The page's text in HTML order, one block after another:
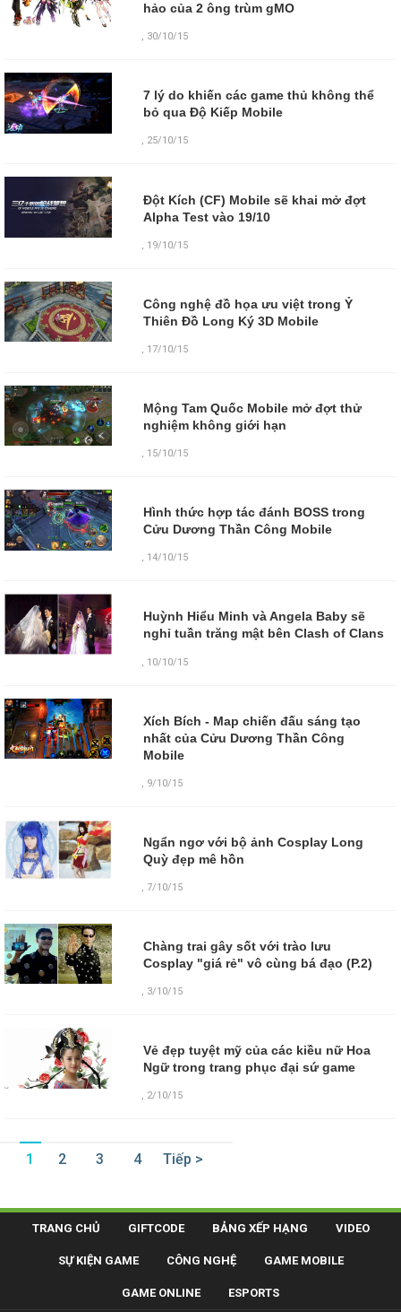
hảo của 2 ông trùm gMO
, 30/10/15
7 lý do khiến các game thủ không thể
bỏ qua Độ Kiếp Mobile
, 25/10/15
Đột Kích (CF) Mobile sẽ khai mở đợt
Alpha Test vào 19/10
, 19/10/15
Công nghệ đồ họa ưu việt trong Ỷ
Thiên Đồ Long Ký 3D Mobile
, 17/10/15
Mộng Tam Quốc Mobile mở đợt thử
nghiệm không giới hạn
, 15/10/15
Hình thức hợp tác đánh BOSS trong
Cửu Dương Thần Công Mobile
, 14/10/15
Huỳnh Hiểu Minh và Angela Baby sẽ
nghỉ tuần trăng mật bên Clash of Clans
10/10/15
Xích Bích - Map chiến đấu sáng tạo
nhất của Cửu Dương Thần Công
Mobile
, 9/10/15
Ngẩn ngơ với bộ ảnh Cosplay Long
Quỳ đẹp mê hồn
,7/10/15
Chàng trai gây sốt với trào lưu
Cosplay "giá rẻ" vô cùng bá đạo (P.2)
, 3/10/15
Vẻ đẹp tuyệt mỹ của các kiều nữ Hoa
Ngữ trong trang phục đại sứ game
, 2/10/15
1 2 3 4 Tiếp >
TRANG CHỦ GIFTCODE BẢNG XẾP HẠNG VIDEO
SỰ KIỆN GAME CÔNG NGHỆ GAME MOBILE
GAME ONLINE ESPORTS